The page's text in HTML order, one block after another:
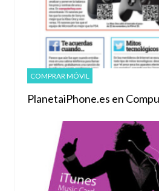
COMPRAR MÓVIL
PlanetaiPhone.es en